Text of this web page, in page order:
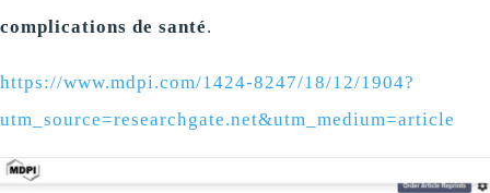
complications de santé.
https://www.mdpi.com/1424-8247/18/12/1904?
utm_source=researchgate.net&utm_medium=article